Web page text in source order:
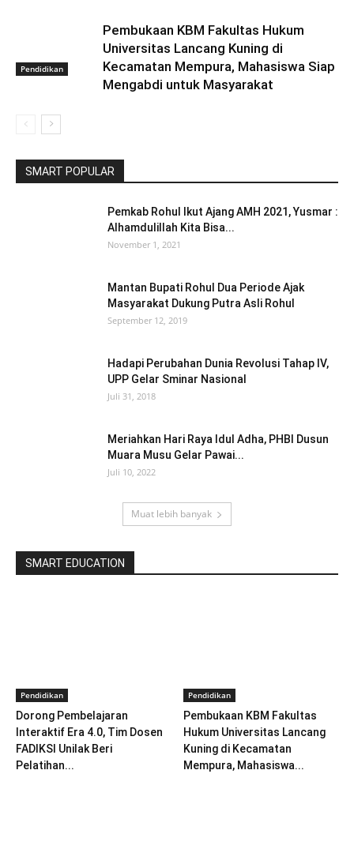
Pendidikan
Pembukaan KBM Fakultas Hukum
Universitas Lancang Kuning di
Kecamatan Mempura, Mahasiswa Siap
Mengabdi untuk Masyarakat
SMART POPULAR
Pemkab Rohul Ikut Ajang AMH 2021, Yusmar :
Alhamdulillah Kita Bisa...
November 1, 2021
Mantan Bupati Rohul Dua Periode Ajak
Masyarakat Dukung Putra Asli Rohul
September 12, 2019
Hadapi Perubahan Dunia Revolusi Tahap IV,
UPP Gelar Sminar Nasional
Juli 31, 2018
Meriahkan Hari Raya Idul Adha, PHBI Dusun
Muara Musu Gelar Pawai...
Juli 10, 2022
Muat lebih banyak
SMART EDUCATION
Pendidikan
Dorong Pembelajaran
Interaktif Era 4.0, Tim Dosen
FADIKSI Unilak Beri
Pelatihan...
Pendidikan
Pembukaan KBM Fakultas
Hukum Universitas Lancang
Kuning di Kecamatan
Mempura, Mahasiswa...